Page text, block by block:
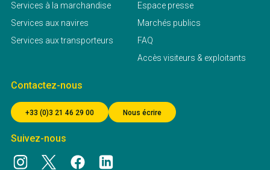
Services à la marchandise
Services aux navires
Services aux transporteurs
Espace presse
Marchés publics
FAQ
Accès visiteurs & exploitants
Contactez-nous
+33 (0)3 21 46 29 00 Nous écrire
Suivez-nous